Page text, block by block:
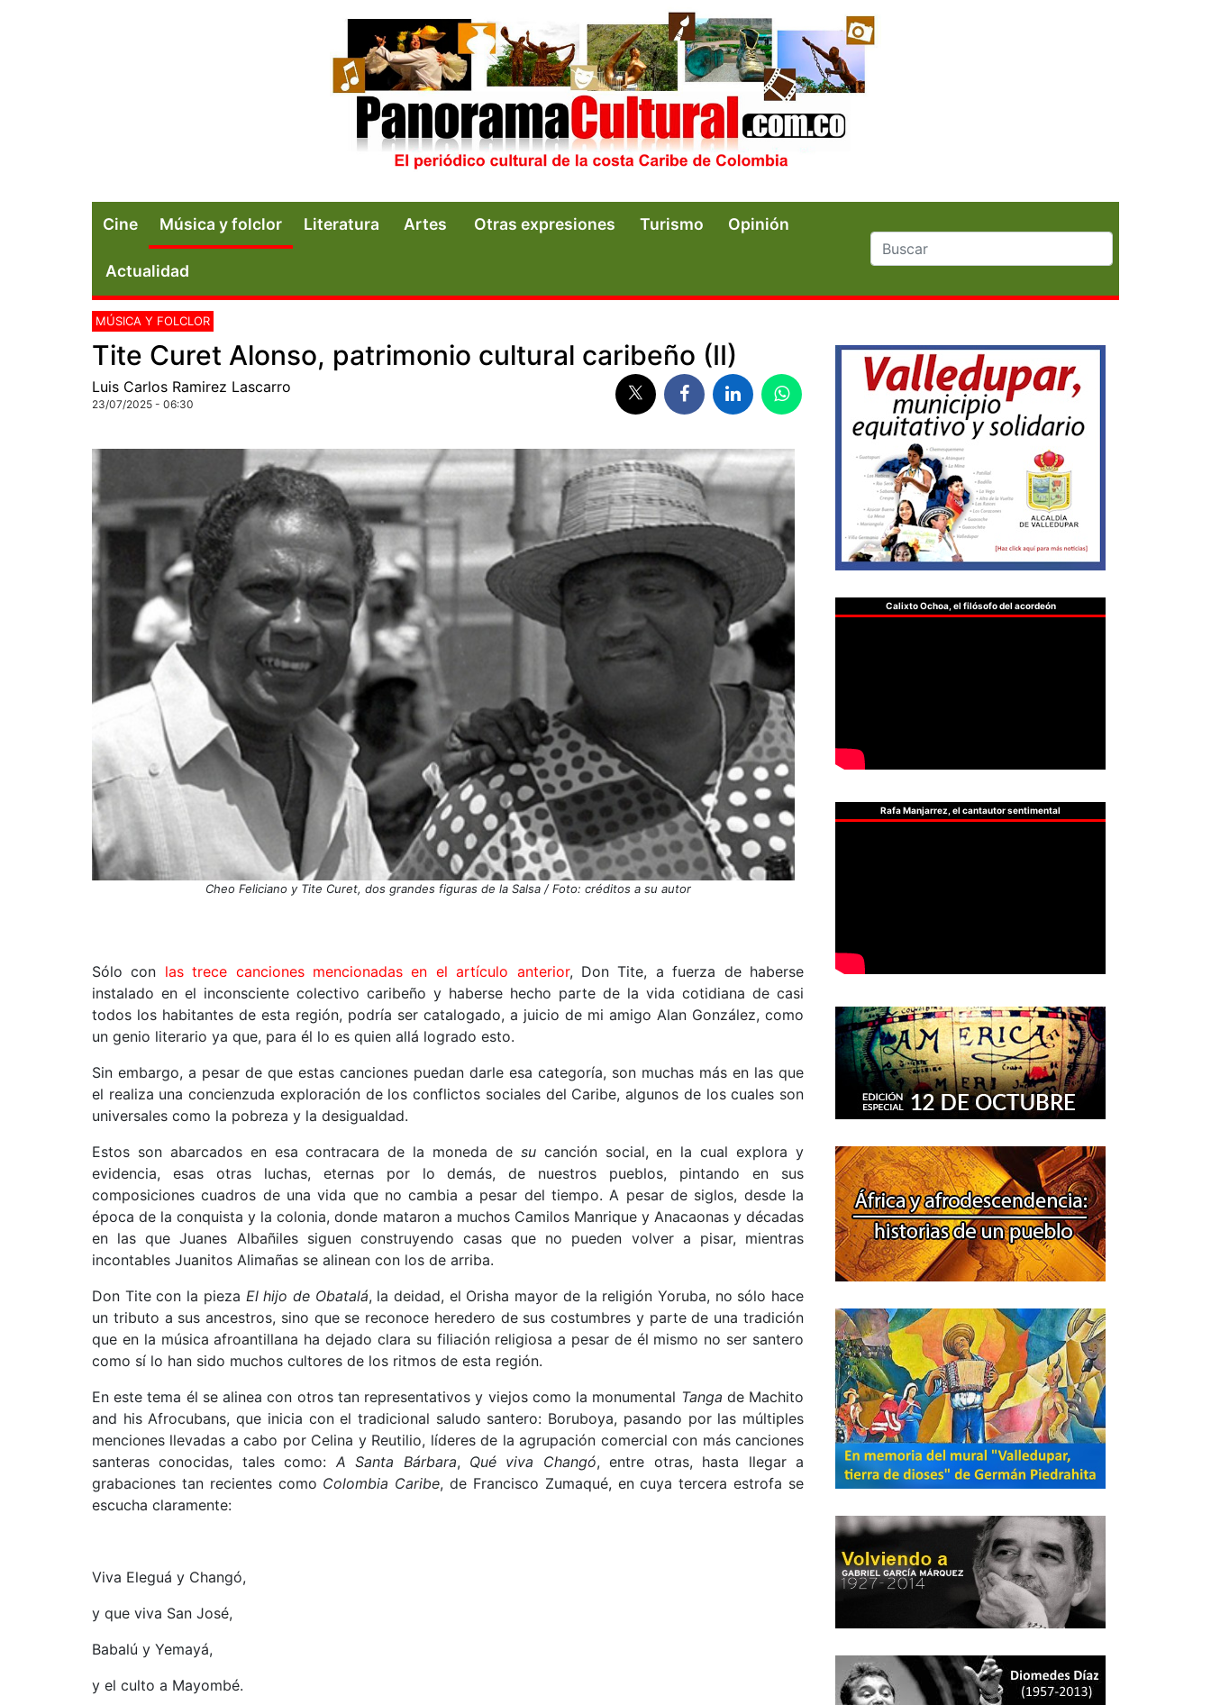
Cine Música y folclor Literatura Artes Otras expresiones Turismo Opinión
Actualidad
MÚSICA Y FOLCLOR
Tite Curet Alonso, patrimonio cultural caribeño (II)
Luis Carlos Ramirez Lascarro
23/07/2025 - 06:30
Cheo Feliciano y Tite Curet, dos grandes figuras de la Salsa / Foto: créditos a su autor
Sólo con las trece canciones mencionadas en el artículo anterior, Don Tite, a fuerza de haberse
instalado en el inconsciente colectivo caribeño y haberse hecho parte de la vida cotidiana de casi
todos los habitantes de esta región, podría ser catalogado, a juicio de mi amigo Alan González, como
un genio literario ya que, para él lo es quien allá logrado esto.
Sin embargo, a pesar de que estas canciones puedan darle esa categoría, son muchas más en las que
el realiza una concienzuda exploración de los conflictos sociales del Caribe, algunos de los cuales son
universales como la pobreza y la desigualdad.
Estos son abarcados en esa contracara de la moneda de sucanción social, en la cual explora y
evidencia, esas otras luchas, eternas por lo demás, de nuestros pueblos, pintando en sus
composiciones cuadros de una vida que no cambia a pesar del tiempo. A pesar de siglos, desde la
época de la conquista y la colonia, donde mataron a muchos Camilos Manrique y Anacaonas y décadas
en las que Juanes Albañiles siguen construyendo casas que no pueden volver a pisar, mientras
incontables Juanitos Alimañas se alinean con los de arriba.
Don Tite con la pieza El hijo de Obatalá, la deidad, el Orisha mayor de la religión Yoruba, no sólo hace
un tributo a sus ancestros, sino que se reconoce heredero de sus costumbres y parte de una tradición
que en la música afroantillana ha dejado clara su filiación religiosa a pesar de él mismo no ser santero
como sí lo han sido muchos cultores de los ritmos de esta región.
En este tema él se alinea con otros tan representativos y viejos como la monumental Tanga de Machito
and his Afrocubans, que inicia con el tradicional saludo santero: Boruboya, pasando por las múltiples
menciones llevadas a cabo por Celina y Reutilio, líderes de la agrupación comercial con más canciones
santeras conocidas, tales como: A Santa Bárbara, Qué viva Changó, entre otras, hasta llegar a
grabaciones tan recientes como Colombia Caribe, de Francisco Zumaqué, en cuya tercera estrofa se
escucha claramente:
Viva Eleguá y Changó,
y que viva San José,
Babalú y Yemayá,
y el culto a Mayombé.
Calixto Ochoa, el filósofo del acordeón
Rafa Manjarrez, el cantautor sentimental